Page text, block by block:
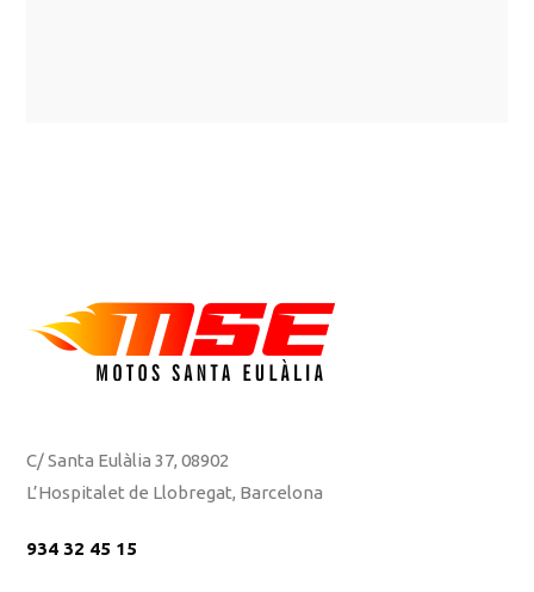
C/ Santa Eulàlia 37, 08902
L’Hospitalet de Llobregat, Barcelona
934 32 45 15